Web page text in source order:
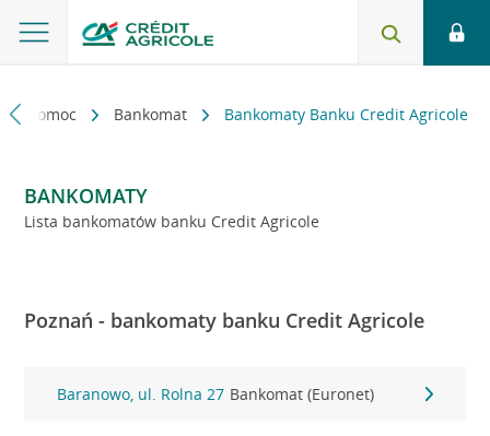
i pomoc Bankomat Bankomaty Banku Credit Agricole
BANKOMATY
Lista bankomatów banku Credit Agricole
Poznań - bankomaty banku Credit Agricole
Baranowo, ul. Rolna 27 Bankomat (Euronet)